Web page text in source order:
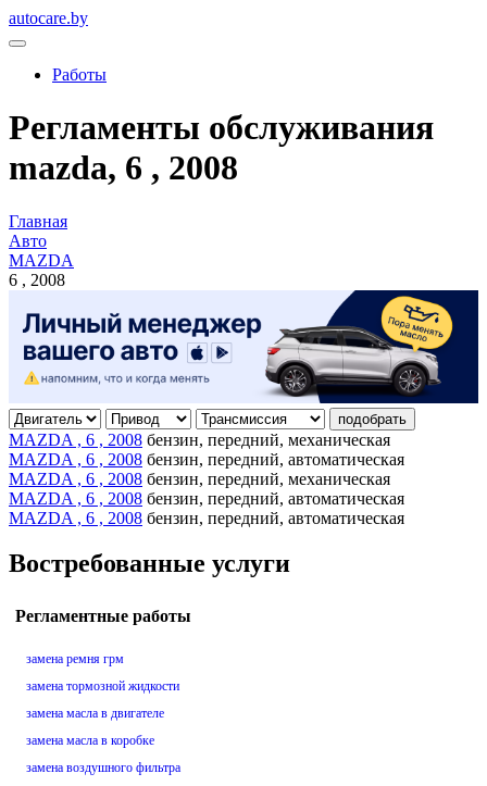
autocare.by
Работы
Регламенты обслуживания
mazda, 6 , 2008
Главная
Авто
MAZDA
6 , 2008
подобрать
MAZDA , 6 , 2008 бензин, передний, механическая
MAZDA , 6 , 2008 бензин, передний, автоматическая
MAZDA , 6 , 2008 бензин, передний, механическая
MAZDA , 6 , 2008 бензин, передний, автоматическая
MAZDA , 6 , 2008 бензин, передний, автоматическая
Востребованные услуги
Регламентные работы
замена ремня грм
замена тормозной жидкости
замена масла в двигателе
замена масла в коробке
замена воздушного фильтра